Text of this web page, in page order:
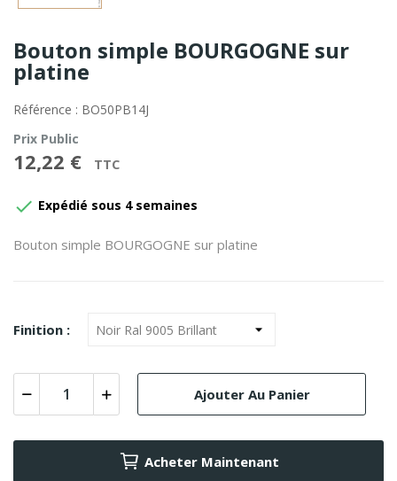
Bouton simple BOURGOGNE sur
platine
Référence : BO50PB14J
Prix Public
12,22 € TTC
 Expédié sous 4 semaines
Bouton simple BOURGOGNE sur platine
Finition :
Ajouter Au Panier
Acheter Maintenant